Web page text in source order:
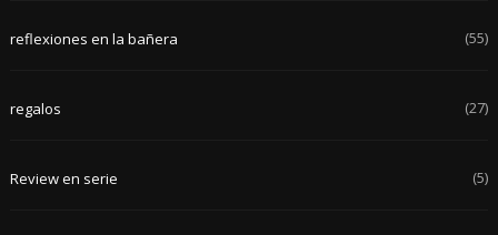
reflexiones en la bañera (55)
regalos (27)
Review en serie (5)